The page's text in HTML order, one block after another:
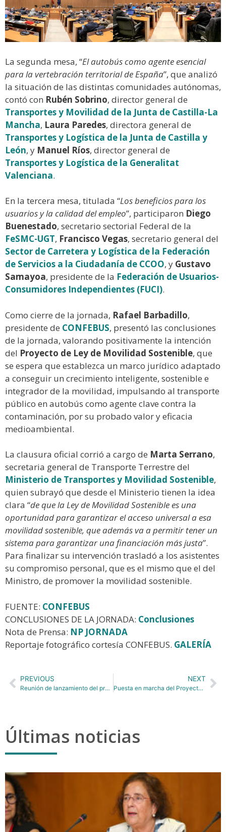
La segunda mesa, “El autobús como agente esencial
para la vertebración territorial de España”, que analizó
la situación de las distintas comunidades autónomas,
contó con Rubén Sobrino, director general de
Transportes y Movilidad de la Junta de Castilla-La
Mancha, Laura Paredes, directora general de
Transportes y Logística de la Junta de Castilla y
León, y Manuel Ríos, director general de
Transportes y Logística de la Generalitat
Valenciana.
En la tercera mesa, titulada “Los beneficios para los
usuarios y la calidad del empleo”, participaron Diego
Buenestado, secretario sectorial Federal de la
FeSMC-UGT, Francisco Vegas, secretario general del
Sector de Carretera y Logística de la Federación
de Servicios a la Ciudadanía de CCOO, y Gustavo
Samayoa, presidente de la Federación de Usuarios-
Consumidores Independientes (FUCI).
Como cierre de la jornada, Rafael Barbadillo,
presidente de CONFEBUS, presentó las conclusiones
de la jornada, valorando positivamente la intención
del Proyecto de Ley de Movilidad Sostenible, que
se espera que establezca un marco jurídico adaptado
a conseguir un crecimiento inteligente, sostenible e
integrador de la movilidad, impulsando al transporte
público en autobús como agente clave contra la
contaminación, por su probado valor y eficacia
medioambiental.
La clausura oficial corrió a cargo de Marta Serrano,
secretaria general de Transporte Terrestre del
Ministerio de Transportes y Movilidad Sostenible,
quien subrayó que desde el Ministerio tienen la idea
clara “de que la Ley de Movilidad Sostenible es una
oportunidad para garantizar el acceso universal a esa
movilidad sostenible, que además va a permitir tener un
sistema para garantizar una financiación más justa”.
Para finalizar su intervención trasladó a los asistentes
su compromiso personal, que es el mismo que el del
Ministro, de promover la movilidad sostenible.
FUENTE: CONFEBUS
CONCLUSIONES DE LA JORNADA: Conclusiones
Nota de Prensa: NP JORNADA
Reportaje fotográfico cortesía CONFEBUS. GALERÍA
PREVIOUS
Reunión de lanzamiento del proyecto FORTHCOMING coordinado por TRANSyT-UPM en Turín.
NEXT
Puesta en marcha del Proyecto WinWin4WorkLife para explorar y mejorar las repercusiones del trabajo a distancia en toda Europa, financiado por Horizonte Europa.
Últimas noticias